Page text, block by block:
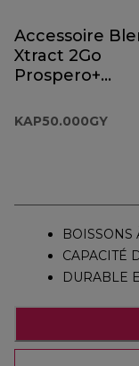
Accessoire
Xtract 2Go
Prospero+
KAP50.000GY
BOISSONS
CAPACITÉ
DURABLE